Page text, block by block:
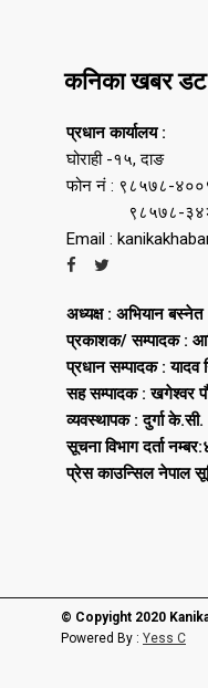
कनिका खबर
प्रधान कार्यालय :
घोराही -१५, दाङ
फोन नं : ९८५७८-
९८५७८-
Email :
अध्यक्ष : अभियान बस्नेत
प्रकाशक/ सम्पादक :
प्रधान सम्पादक : यादव
सह सम्पादक : खगेश्वर
व्यवस्थापक : दुर्गा के.सी.
सूचना विभाग दर्ता
प्रेस काउन्सिल नेपाल
© Copyight 2020
Powered By : Yess C